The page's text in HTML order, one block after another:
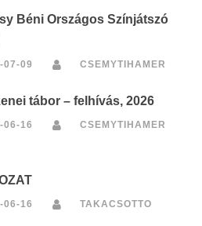
Béni Országos Színjátszó
07-09 CSEMYTIHAMER
tábor – felhívás, 2026
06-16 CSEMYTIHAMER
06-16 TAKACSOTTO